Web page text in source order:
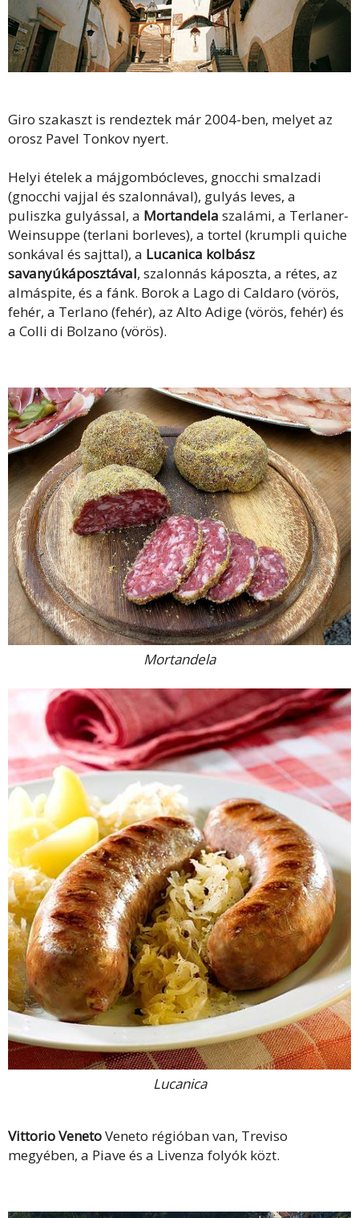
Giro szakaszt is rendeztek már 2004-ben, melyet az
orosz Pavel Tonkov nyert.
Helyi ételek a májgombócleves, gnocchi smalzadi
(gnocchi vajjal és szalonnával), gulyás leves, a
puliszka gulyással, a Mortandela szalámi, a Terlaner-
Weinsuppe (terlani borleves), a tortel (krumpli quiche
sonkával és sajttal), a Lucanica kolbász
savanyúkáposztával, szalonnás káposzta, a rétes, az
almáspite, és a fánk. Borok a Lago di Caldaro (vörös,
fehér, a Terlano (fehér), az Alto Adige (vörös, fehér) és
a Colli di Bolzano (vörös).
Mortandela
Lucanica
Vittorio VenetoVeneto régióban van, Treviso
megyében, a Piave és a Livenza folyók közt.